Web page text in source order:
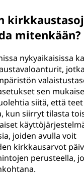
mitenkään?
nykyaikaisissa
sen
siitä, että
kun siirryt tilasta
joiden avulla voit
kirkkausarvot
perusteella,